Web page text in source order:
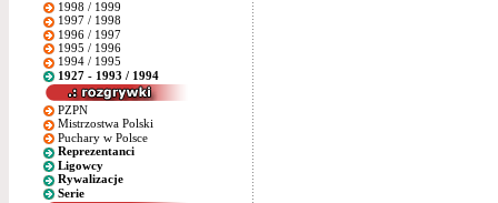
1998 / 1999
1997 / 1998
1996 / 1997
1995 / 1996
1994 / 1995
1927 - 1993 / 1994
PZPN
Mistrzostwa Polski
Puchary w Polsce
Reprezentanci
Ligowcy
Rywalizacje
Serie